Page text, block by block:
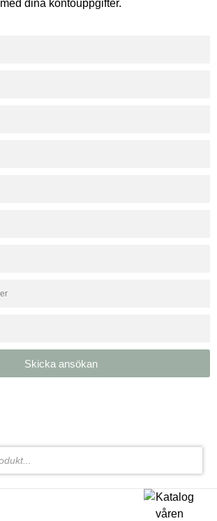
med dina kontouppgifter.
Skicka ansökan